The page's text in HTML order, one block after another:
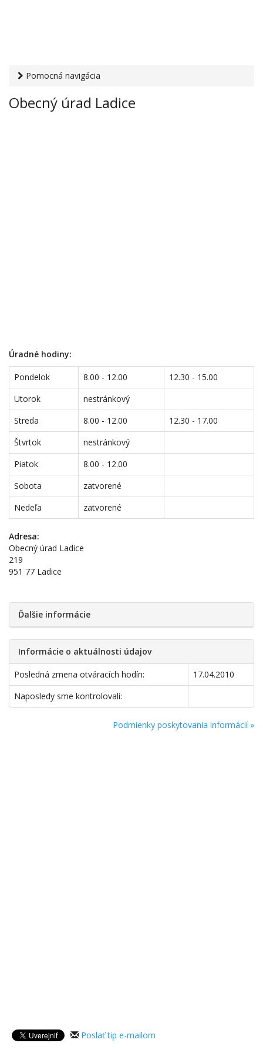
Pomocná navigácia
Obecný úrad Ladice
Obecný úrad Ladice
Úradné hodiny:
Pondelok 8.00 - 12.00
12.30 - 15.00
Utorok
nestránkový
Streda
8.00 - 12.00
12.30 - 17.00
Štvrtok
nestránkový
Piatok
8.00 - 12.00
Sobota
zatvorené
Nedeľa
zatvorené
Adresa:
Obecný úrad Ladice
219
951 77 Ladice
Ďalšie informácie
Informácie o aktuálnosti údajov
Posledná zmena otváracích hodín:
17.04.2010
Naposledy sme kontrolovali:
Podmienky poskytovania informácií »
Poslať tip e-mailom